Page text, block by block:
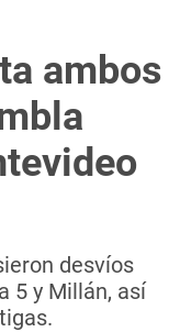
ambos
desvíos
5 y Millán, así